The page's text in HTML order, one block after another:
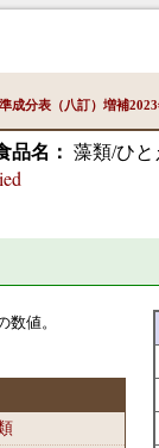
成分表（八訂）増補
品名： 藻類/ひ
数値。